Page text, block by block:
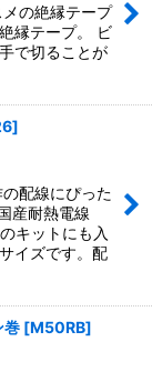
の絶縁テープ
縁テープ。 ビ
で切ることが
]
配線にぴった
産耐熱電線
キットにも入
イズです。配
巻 [M50RB]